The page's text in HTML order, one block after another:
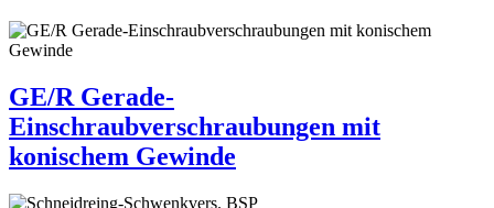
GE/R Gerade-
Einschraubverschraubungen mit
konischem Gewinde